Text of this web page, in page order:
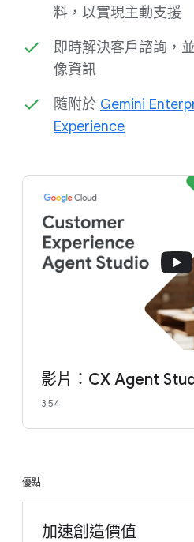
料，以實現主動支援
即時解決客戶諮詢，
像資訊
隨附於 Gemini
Experience
影片：CX Agent
3:54
優點
加速創造價值